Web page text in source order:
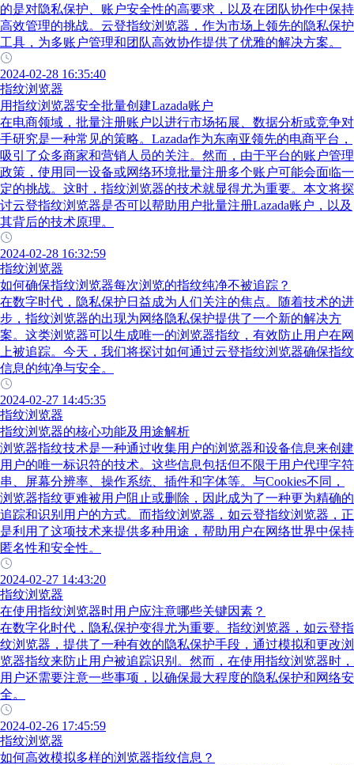
的是对隐私保护、账户安全性的高要求，以及在团队协作中保持
高效管理的挑战。云登指纹浏览器，作为市场上领先的隐私保护
工具，为多账户管理和团队高效协作提供了优雅的解决方案。
2024-02-28 16:35:40
指纹浏览器
用指纹浏览器安全批量创建Lazada账户
在电商领域，批量注册账户以进行市场拓展、数据分析或竞争对
手研究是一种常见的策略。Lazada作为东南亚领先的电商平台，
吸引了众多商家和营销人员的关注。然而，由于平台的账户管理
政策，使用同一设备或网络环境批量注册多个账户可能会面临一
定的挑战。这时，指纹浏览器的技术就显得尤为重要。本文将探
讨云登指纹浏览器是否可以帮助用户批量注册Lazada账户，以及
其背后的技术原理。
2024-02-28 16:32:59
指纹浏览器
如何确保指纹浏览器每次浏览的指纹纯净不被追踪？
在数字时代，隐私保护日益成为人们关注的焦点。随着技术的进
步，指纹浏览器的出现为网络隐私保护提供了一个新的解决方
案。这类浏览器可以生成唯一的浏览器指纹，有效防止用户在网
上被追踪。今天，我们将探讨如何通过云登指纹浏览器确保指纹
信息的纯净与安全。
2024-02-27 14:45:35
指纹浏览器
指纹浏览器的核心功能及用途解析
浏览器指纹技术是一种通过收集用户的浏览器和设备信息来创建
用户的唯一标识符的技术。这些信息包括但不限于用户代理字符
串、屏幕分辨率、操作系统、插件和字体等。与Cookies不同，
浏览器指纹更难被用户阻止或删除，因此成为了一种更为精确的
追踪和识别用户的方式。而指纹浏览器，如云登指纹浏览器，正
是利用了这项技术来提供多种用途，帮助用户在网络世界中保持
匿名性和安全性。
2024-02-27 14:43:20
指纹浏览器
在使用指纹浏览器时用户应注意哪些关键因素？
在数字化时代，隐私保护变得尤为重要。指纹浏览器，如云登指
纹浏览器，提供了一种有效的隐私保护手段，通过模拟和更改浏
览器指纹来防止用户被追踪识别。然而，在使用指纹浏览器时，
用户还需要注意一些事项，以确保最大程度的隐私保护和网络安
全。
2024-02-26 17:45:59
指纹浏览器
如何高效模拟多样的浏览器指纹信息？